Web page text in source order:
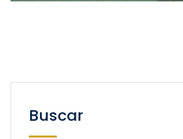
Buscar